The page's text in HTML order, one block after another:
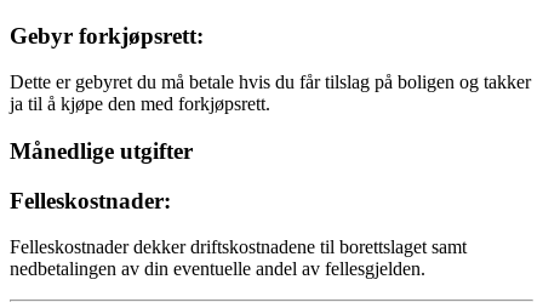
Gebyr forkjøpsrett:
Dette er gebyret du må betale hvis du får tilslag på boligen og takker
ja til å kjøpe den med forkjøpsrett.
Månedlige utgifter
Felleskostnader:
Felleskostnader dekker driftskostnadene til borettslaget samt
nedbetalingen av din eventuelle andel av fellesgjelden.